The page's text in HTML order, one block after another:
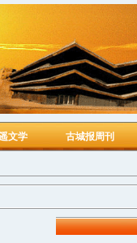
文学 古城报周刊